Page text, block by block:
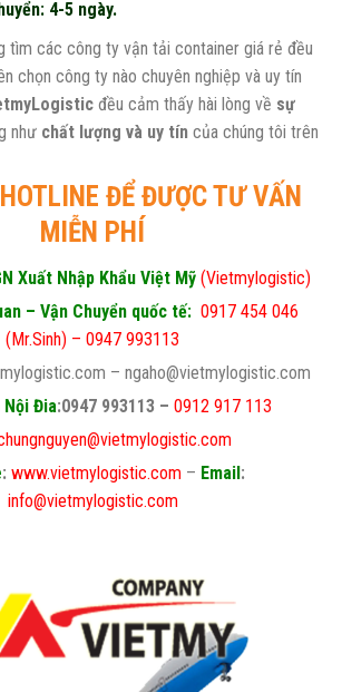
4-5 ngày.
tìm các công ty vận tải container giá rẻ đều
chọn công ty nào chuyên nghiệp và uy tín
đều cảm thấy hài lòng về sự
như chất lượng và uy tín của chúng tôi trên
ĐỂ ĐƯỢC TƯ VẤN
MIỄN PHÍ
Xuất Nhập Khẩu Việt Mỹ (Vietmylogistic)
– Vận Chuyển quốc tế: 0917 454 046
(Mr.Sinh) – 0947 993113
– ngaho@vietmylogistic.com
Nội Đia:0947 993113 – 0912 917 113
: www.vietmylogistic.com – Email :
info@vietmylogistic.com